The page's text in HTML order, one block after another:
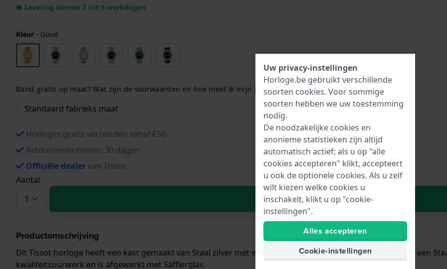
● Levering binnen 2 tot 5 werkdagen
Kleur - Goud
Band gratis op maat? Wat zijn de voorwaarden en hoe meet ik mijn polsmaat? Lees meer:
Horloges gratis verzonden vanaf €50
Retourneren binnen 30 dagen
Officiële dealervan Tissot
Aantal
In Winkelwagen
Productomschrijving
Dit Tissot horloge heeft een kast gemaakt van Staal zilver met een diameter van 40 mm en is voorzien van een
kwaliteitsuurwerk en is afgewerkt met Saffierglas.
Uw privacy-instellingen
Horloge.be gebruikt verschillende
soorten cookies. Voor sommige
soorten hebben we uw toestemming
nodig.
De noodzakelijke cookies en
anonieme statistieken zijn altijd
automatisch actief; als u op "alle
cookies accepteren" klikt, accepteert
u ook de optionele cookies. Als u zelf
wilt kiezen welke cookies u
inschakelt, klikt u op "cookie-
instellingen".
Alles accepteren
Cookie-instellingen